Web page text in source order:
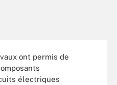
ont permis de
électriques